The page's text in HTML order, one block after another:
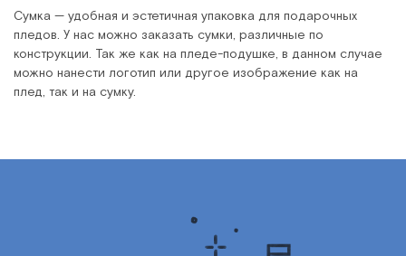
Сумка — удобная и эстетичная упаковка для подарочных
пледов. У нас можно заказать сумки, различные по
конструкции. Так же как на пледе-подушке, в данном случае
можно нанести логотип или другое изображение как на
плед, так и на сумку.